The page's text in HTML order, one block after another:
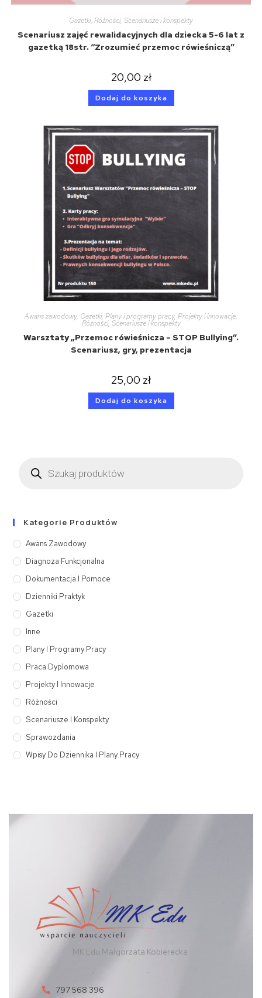
Gazetki, Różności, Scenariusze i konspekty
Scenariusz zajęć rewalidacyjnych dla dziecka 5-6 lat z
gazetką 18str. “Zrozumieć przemoc rówieśniczą”
20,00 zł
Dodaj do koszyka
Awans zawodowy, Gazetki, Plany i programy pracy, Projekty i innowacje,
Różności, Scenariusze i konspekty
Warsztaty „Przemoc rówieśnicza – STOP Bullying”.
Scenariusz, gry, prezentacja
25,00 zł
Dodaj do koszyka
Kategorie Produktów
Awans Zawodowy
Diagnoza Funkcjonalna
Dokumentacja I Pomoce
Dzienniki Praktyk
Gazetki
Inne
Plany I Programy Pracy
Praca Dyplomowa
Projekty I Innowacje
Różności
Scenariusze I Konspekty
Sprawozdania
Wpisy Do Dziennika I Plany Pracy
MK Edu Małgorzata Kobierecka
797 568 396